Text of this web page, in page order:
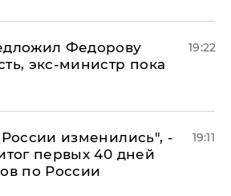
Федорову
экс-министр пока
19:22
изменились", -
первых 40 дней
по России
19:11